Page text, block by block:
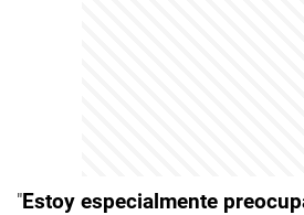
"Estoy especialmente